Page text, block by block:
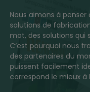
Nous aimons à
solutions de
mot, des solutions qui
C’est pourquoi nous
des partenaires du
puissent facilement
correspond le mieux à